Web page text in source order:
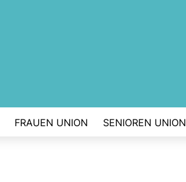
FRAUEN UNION SENIOREN UNION